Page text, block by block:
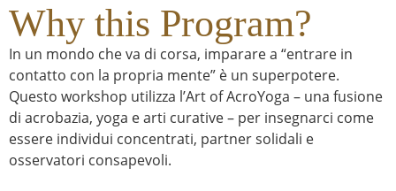
Why this Program?
In un mondo che va di corsa, imparare a “entrare in
contatto con la propria mente” è un superpotere.
Questo workshop utilizza l’Art of AcroYoga – una fusione
di acrobazia, yoga e arti curative – per insegnarci come
essere individui concentrati, partner solidali e
osservatori consapevoli.